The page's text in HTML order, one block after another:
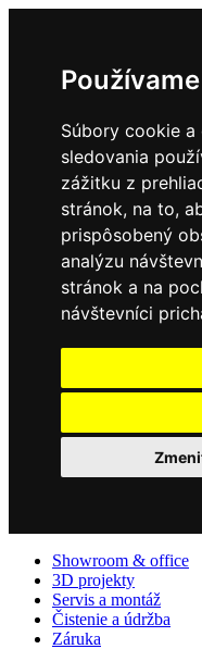
Súbory cookie
sledovania
zážitku z
stránok, na to,
prispôsobený
analýzu
stránok a na
návštevníci
Showroom & office
3D projekty
Servis a montáž
Čistenie a údržba
Záruka